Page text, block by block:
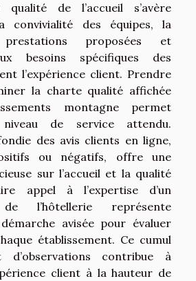
de l’accueil s’avère
convivialité des équipes, la
proposées et
besoins spécifiques des
l’expérience client. Prendre
la charte qualité affichée
montagne permet
de service attendu.
des avis clients en ligne,
ou négatifs, offre une
sur l’accueil et la qualité
appel à l’expertise d’un
de l’hôtellerie représente
avisée pour évaluer
établissement. Ce cumul
contribue à
client à la hauteur de